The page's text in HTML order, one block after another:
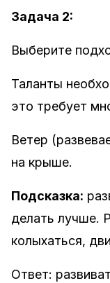
Задача 2:
Выберите
Таланты
это требует
Ветер
на крыше.
Подсказка:
делать лучше.
колыхаться,
Ответ: